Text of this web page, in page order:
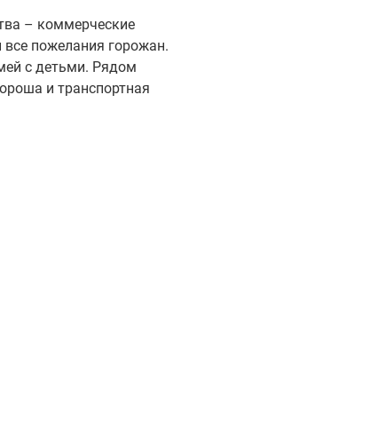
– коммерческие
все пожелания горожан.
с детьми. Рядом
и транспортная